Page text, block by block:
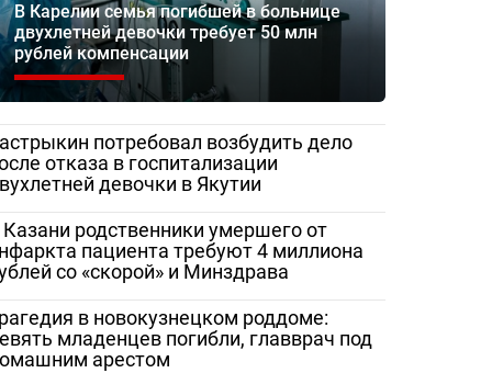
В Карелии семья погибшей в больнице
двухлетней девочки требует 50 млн
рублей компенсации
потребовал возбудить дело
отказа в госпитализации
девочки в Якутии
Казани родственники умершего от
пациента требуют 4 миллиона
со «скорой» и Минздрава
в новокузнецком роддоме:
младенцев погибли, главврач под
арестом